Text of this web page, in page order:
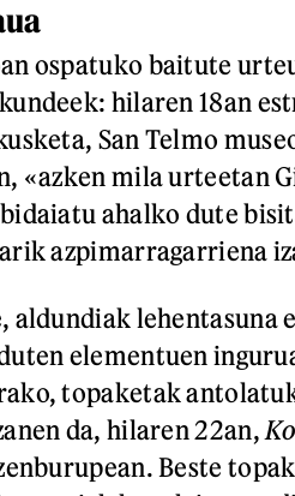
ospatuko baitute
hilaren 18an
San Telmo
«azken mila urteetan
ahalko dute
azpimarragarriena
aldundiak lehentasuna
elementuen
topaketak
da, hilaren 22an,
Beste